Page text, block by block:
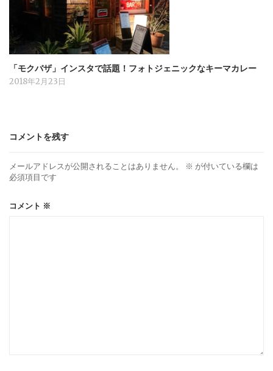
「モクバザ」インスタで話題！フォトジェニックなキーマカレー
2018年2月23日
コメントを残す
メールアドレスが公開されることはありません。 ※ が付いている欄は
必須項目です
コメント ※